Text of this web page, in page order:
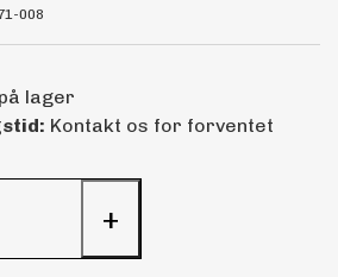
008
lager
Kontakt os for forventet
+